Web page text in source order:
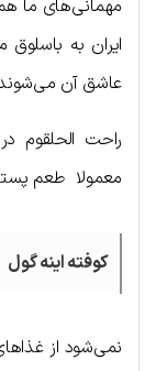
مهمانی‌های ما
ایران به
عاشق آن
راحت الحلقوم
معمولا طعم
کوفته اینه گول
نمی‌شود از